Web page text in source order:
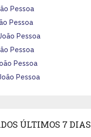
Pessoa
Pessoa
Pessoa
Pessoa
Pessoa
Pessoa
ÚLTIMOS 7 DIAS